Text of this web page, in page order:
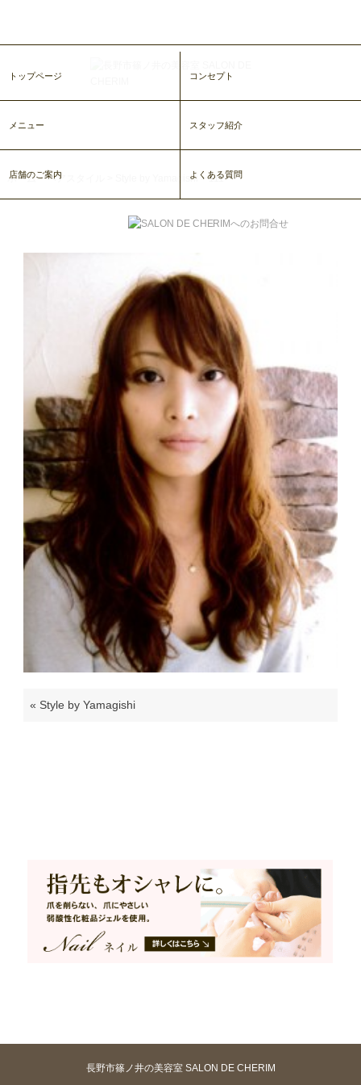
トップページ コンセプト
メニュー スタッフ紹介
店舗のご案内 よくある質問
ホーム>ヘアスタイル Style by Yamagishi >111
« Style by Yamagishi
長野市篠ノ井の美容室 SALON DE CHERIM